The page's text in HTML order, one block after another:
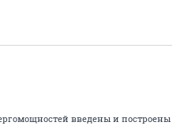
введены и построены